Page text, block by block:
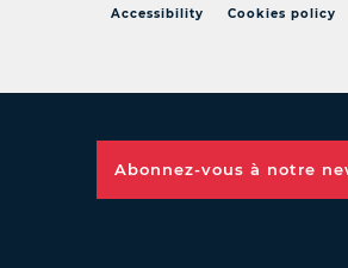
Accessibility Cookies policy
Abonnez-vous à notre